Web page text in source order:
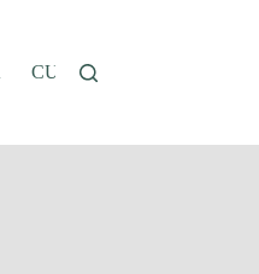
CUCINA E RICETTE